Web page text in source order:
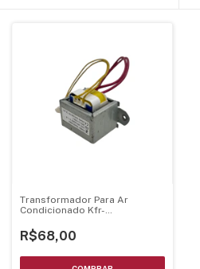
Transformador Para Ar
Condicionado Kfr-
R$68,00